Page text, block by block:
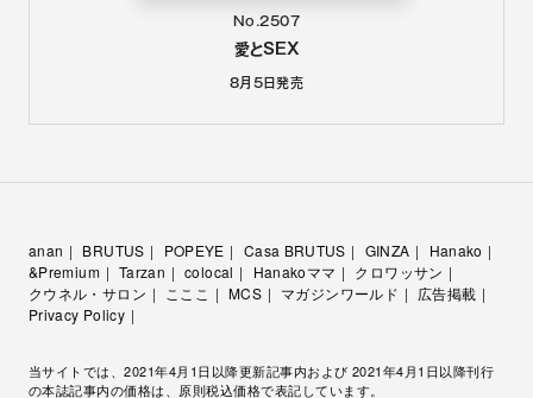
No.2507
愛とSEX
8月5日発売
anan BRUTUS POPEYE Casa BRUTUS GINZA
Hanako
&Premium
Tarzan colocal Hanakoママ
クロワッサン
クウネル・サロン
こここ MCS マガジンワールド
広告掲載
Privacy Policy
当サイトでは、2021年4月1日以降更新記事内および 2021年4月1日以降刊行
の本誌記事内の価格は、原則税込価格で表記しています。